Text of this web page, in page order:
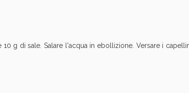
g di sale. Salare l'acqua in ebollizione. Versare i